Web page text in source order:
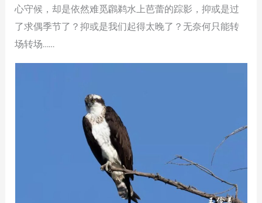
心守候，却是依然难觅鸊鹈水上芭蕾的踪影，抑或是过
了求偶季节了？抑或是我们起得太晚了？无奈何只能转
场转场……